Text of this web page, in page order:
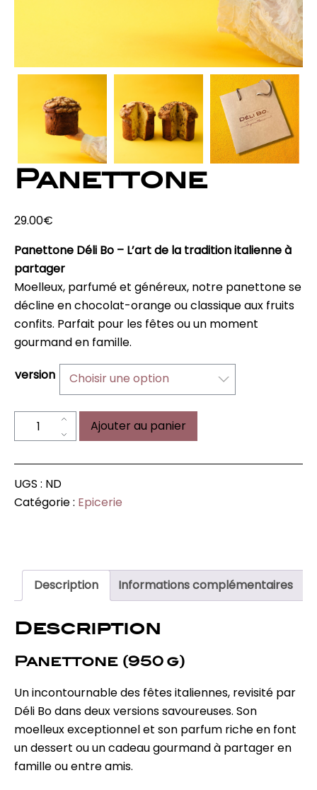
Panettone
29.00€
Panettone Déli Bo – L’art de la tradition italienne à
partager
Moelleux, parfumé et généreux, notre panettone se
décline en chocolat-orange ou classique aux fruits
confits. Parfait pour les fêtes ou un moment
gourmand en famille.
version
Choisir une option
quantité
de
Ajouter au panier
UGS : ND
Catégorie : Epicerie
Description Informations complémentaires
Description
Panettone (950 g)
Un incontournable des fêtes italiennes, revisité par
Déli Bo dans deux versions savoureuses. Son
moelleux exceptionnel et son parfum riche en font
un dessert ou un cadeau gourmand à partager en
famille ou entre amis.